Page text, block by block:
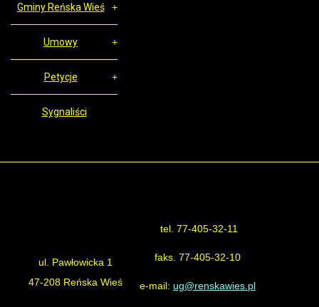
Gminy Reńska Wieś
Umowy
Petycje
Sygnaliści
ul. Pawłowicka 1
47-208 Reńska Wieś
tel. 77-405-32-11
faks. 77-405-32-10
e-mail: ug@renskawies.pl